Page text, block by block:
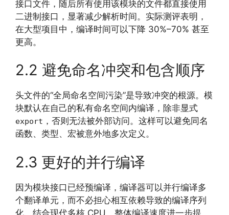
接口文件，随后所有使用该模块的文件都直接使用
二进制接口，显著减少解析时间。实际测评表明，
在大型项目中，编译时间可以下降 30%–70% 甚至
更高。
2.2 避免命名冲突和包含顺序
头文件的“全局命名空间污染”是导致冲突的根源。模
块默认在自己的私有命名空间内编译，除非显式
export ，否则无法被外部访问。这样可以避免同名
函数、类型、宏被意外地多次定义。
2.3 更好的并行编译
因为模块接口已经预编译，编译器可以并行编译多
个翻译单元，而不必担心相互依赖导致的编译序列
化。结合现代多核 CPU，整体编译速度进一步提